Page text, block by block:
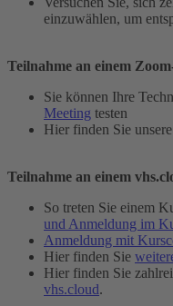
einzuwählen, um
Teilnahme an einem
Sie können Ihre
Meeting testen
Hier finden Sie unsere
Teilnahme an einem
So treten Sie einem
und Anmeldung im
Anmeldung mit
Hier finden Sie
Hier finden Sie
vhs.cloud.